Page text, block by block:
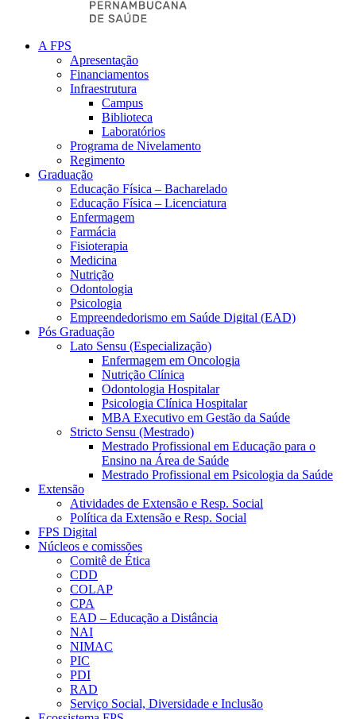
A FPS
Apresentação
Financiamentos
Infraestrutura
Campus
Biblioteca
Laboratórios
Programa de Nivelamento
Regimento
Graduação
Educação Física – Bacharelado
Educação Física – Licenciatura
Enfermagem
Farmácia
Fisioterapia
Medicina
Nutrição
Odontologia
Psicologia
Empreendedorismo em Saúde Digital (EAD)
Pós Graduação
Lato Sensu (Especialização)
Enfermagem em Oncologia
Nutrição Clínica
Odontologia Hospitalar
Psicologia Clínica Hospitalar
MBA Executivo em Gestão da Saúde
Stricto Sensu (Mestrado)
Mestrado Profissional em Educação para o
Ensino na Área de Saúde
Mestrado Profissional em Psicologia da Saúde
Extensão
Atividades de Extensão e Resp. Social
Política da Extensão e Resp. Social
FPS Digital
Núcleos e comissões
Comitê de Ética
CDD
COLAP
CPA
EAD – Educação a Distância
NAI
NIMAC
PIC
PDI
RAD
Serviço Social, Diversidade e Inclusão